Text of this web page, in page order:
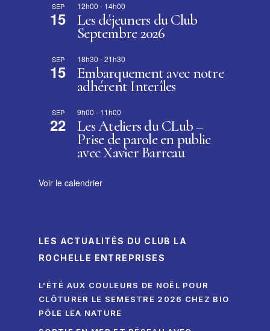
SEP
15
12h00 - 14h00
Les déjeuners du Club
Septembre 2026
SEP
15
18h30 -21h30
Embarquement avec notre
adhérent Interîles
SEP
22
9h00 - 11h00
Les Ateliers du CLub –
Prise de parole en public
avec Xavier Barreau
Voir le calendrier
LES ACTUALITÉS DU CLUB LA
ROCHELLE ENTREPRISES
L’ÉTÉ AUX COULEURS DE NOËL POUR
CLÔTURER LE SEMESTRE 2026 CHEZ BIO
PÔLE LEA NATURE